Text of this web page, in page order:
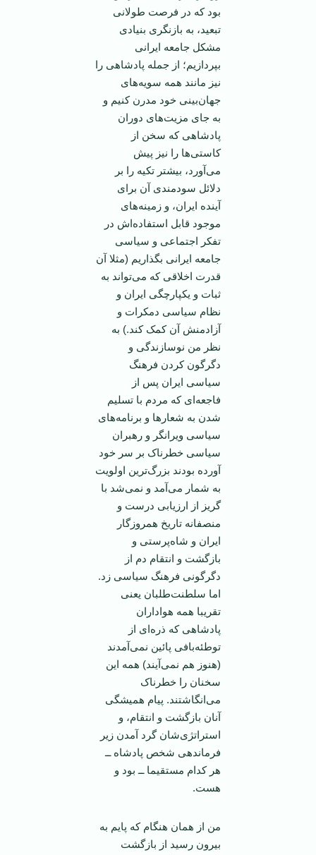
بود که در فرصت طولانی
تبعید، به بازنگری بنیادی
مشکل جامعه ایرانی
بپردازیم؛ از جمله پادشاهی را
نیز مانند همه سویه‌های
جهان‌بینی خود مدرن کنیم و
به جای مزیت‌های دوران
پادشاهی که سخن از
کاستی‌ها را نیز پیش
می‌آورد، بیشتر تکیه را بر
دلائل سودمندی آن برای
آینده ایران، و زمینه‌های
موجود قابل استفاده‌اش در
تفکر اجتماعی و سیاسی
جامعه ایرانی بگذاریم (مثلا آن
قدرت اخلاقی که می‌تواند به
ثبات و یکپارچگی ایران و
نظام سیاسی دمکرات و
آزاد‌منش آن کمک کند.) به
نظر من نوسازندگی و
دگرگون کردن فرهنگ
سیاسی ایران پس از
فاجعه‌ای که مردم با تسلیم
شدن به شعار‌ها و برنامه‌های
سیاسی ویرانگر و رهبران
سیاسی خطرناک بر سر خود
آورده بودند بزرگ‌ترین اولویت
به شمار می‌آمد و نمی‌شد با
گریز از ارزیابی درست و
منصفانه تاریخ همروزگار
ایران و شاه‌پرستی و
بازگشت و انتقام دم از
دگرگونی فرهنگ سیاسی زد.
اما سلطنت‌طلبان یعنی
تقریبا همه هواداران
پادشاهی که ذره‌ای از
توطئه‌بافی پائین نمی‌آمدند
(هنوز هم نمی‌آیند) همه این
سخنان را خطرناک
می‌انگاشتند. پیام همیشگی
آنان بازگشت و انتقام، و
استراتژی‌شان گرد آمدن زیر
فرماندهی شخص پادشاه ــ
هر کدام مستقیما ــ بود و
هست.
من از همان هنگام که پایم به
بیرون رسید از بازگشت